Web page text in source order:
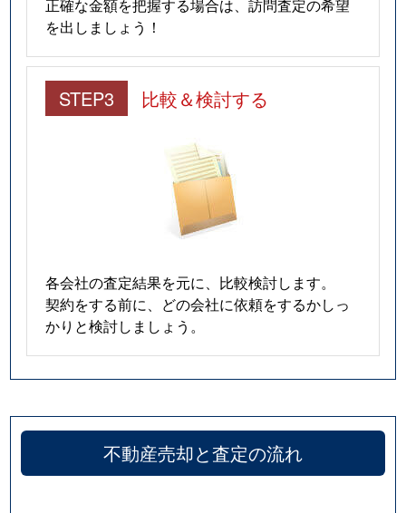
正確な金額を把握する場合は、訪問査定の希望
を出しましょう！
STEP3 比較＆検討する
各会社の査定結果を元に、比較検討します。
契約をする前に、どの会社に依頼をするかしっ
かりと検討しましょう。
不動産売却と査定の流れ